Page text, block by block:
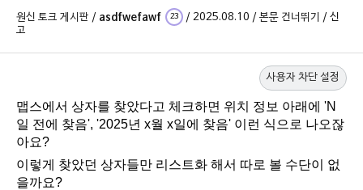
원신 토크 게시판 / asdfwefawf 23 / 2025.08.10 / 본문 건너뛰기 / 신
고
사용자 차단 설정
맵스에서 상자를 찾았다고 체크하면 위치 정보 아래에 'N
일 전에 찾음', '2025년 x월 x일에 찾음' 이런 식으로 나오잖
아요?
이렇게 찾았던 상자들만 리스트화 해서 따로 볼 수단이 없
을까요?